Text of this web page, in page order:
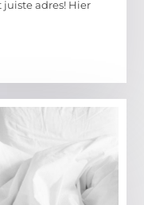
juiste adres! Hier